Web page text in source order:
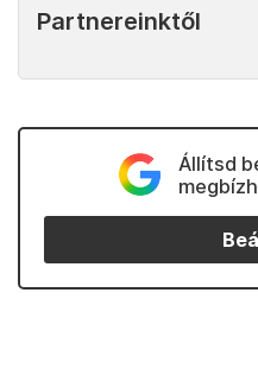
Partnereinktől
Állítsd